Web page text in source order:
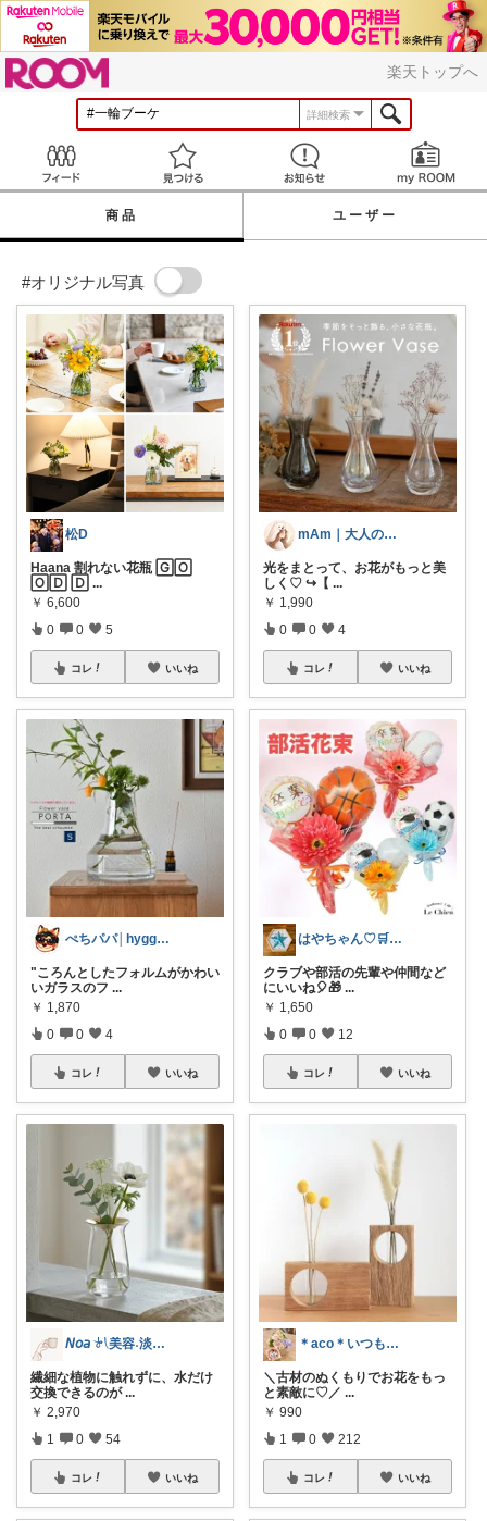
楽天トップへ
詳細検索
見つける お知らせ
商品 ユーザー
#オリジナル写真
松D
Haana 割れない花瓶 🄶🄾
🄾🄳 🄳 ...
￥ 6,600
0 0 5
コレ いいね
ぺちパパ│hyggeな心意気を大切に🌿
"ころんとしたフォルムがかわい
いガラスのフ ...
￥ 1,870
0 0 4
コレ いいね
𝘕𝘰𝘢 𓍯美容˖淡色˖グレージュ
繊細な植物に触れずに、水だけ
交換できるのが ...
￥ 2,970
1 0 54
コレ いいね
mAm｜大人のご褒美セレクト
光をまとって、お花がもっと美
しく♡ ↪︎【 ...
￥ 1,990
0 0 4
コレ いいね
はやちゃん♡🛒✨感謝です💖🙏✨
クラブや部活の先輩や仲間など
にいいね🎈🎁 ...
￥ 1,650
0 0 12
コレ いいね
＊aco＊いつもありがとうございます♡
＼古材のぬくもりでお花をもっ
と素敵に♡／ ...
￥ 990
1 0 212
コレ いいね